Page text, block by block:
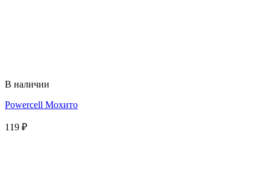
В наличии
Powercell Мохито
119 ₽